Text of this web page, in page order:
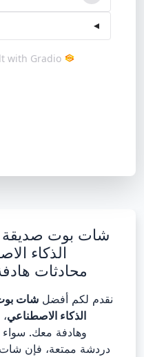
شات بوت صديقة
الذكاء
محادثات
نقدم لكم أفضل شات بوت
الذكاء الاصطناعي
وهادفة معك.
دردشة ممتعة، فإن